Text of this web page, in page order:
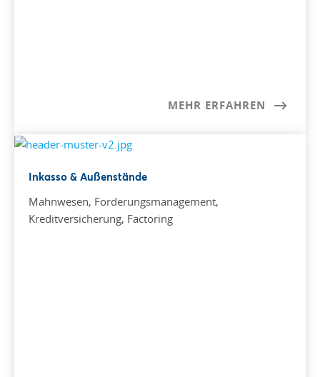
MEHR ERFAHREN
Inkasso & Außenstände
Mahnwesen, Forderungsmanagement,
Kreditversicherung, Factoring